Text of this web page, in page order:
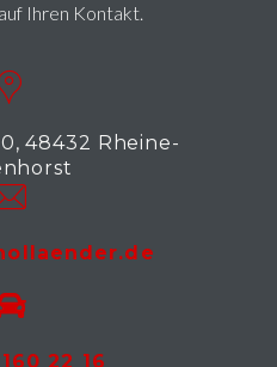
Ihren Kontakt.
48432 Rheine-
22 16